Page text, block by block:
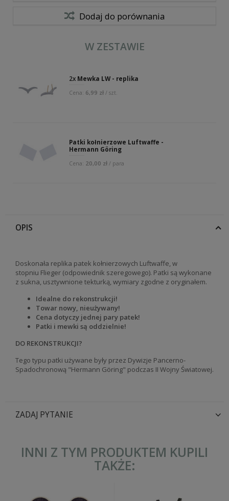
Dodaj do porównania
W ZESTAWIE
2x Mewka LW - replika
Cena: 6,99 zł / szt.
Patki kołnierzowe Luftwaffe -
Hermann Göring
Cena: 20,00 zł / para
OPIS
Doskonała replika patek kołnierzowych Luftwaffe, w
stopniu Flieger (odpowiednik szeregowego). Patki są wykonane
z sukna, usztywnione tekturką, wymiary zgodne z oryginałem.
Idealne do rekonstrukcji!
Towar nowy, nieużywany!
Cena dotyczy jednej pary patek!
Patki i mewki są oddzielnie!
DO REKONSTRUKCJI?
Tego typu patki używane były przez Dywizje Pancerno-
Spadochronową "Hermann Göring" podczas II Wojny Światowej.
ZADAJ PYTANIE
INNI Z TYM PRODUKTEM KUPILI
TAKŻE: